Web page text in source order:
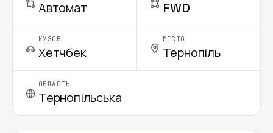
Автомат FWD
КУЗОВ
Хетчбек
МІСТО
Тернопіль
ОБЛАСТЬ
Тернопільська